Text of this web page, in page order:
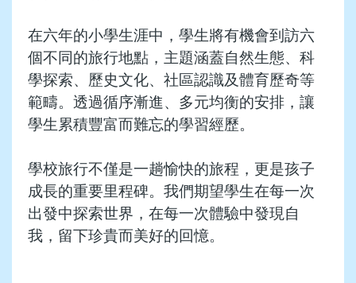
在六年的小學生涯中，學生將有機會到訪六
個不同的旅行地點，主題涵蓋自然生態、科
學探索、歷史文化、社區認識及體育歷奇等
範疇。透過循序漸進、多元均衡的安排，讓
學生累積豐富而難忘的學習經歷。
學校旅行不僅是一趟愉快的旅程，更是孩子
成長的重要里程碑。我們期望學生在每一次
出發中探索世界，在每一次體驗中發現自
我，留下珍貴而美好的回憶。